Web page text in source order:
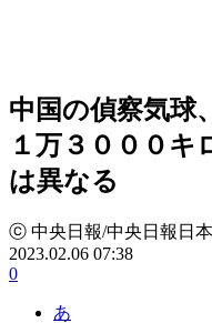
中国の偵察気球
１万３０００
は異なる
ⓒ 中央日報/中央日報日
2023.02.06 07:38
0
あ